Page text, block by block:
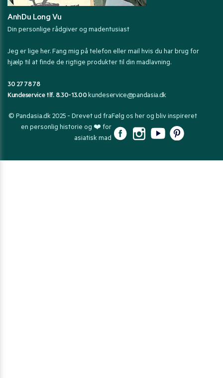
AnhDu Long Vu
Din personlige rådgiver og madentusiast
Jeg er lige her. Fang mig på telefon eller mail hvis du har brug for
hjælp til at finde de rigtige produkter til din madlavning.
30 27 78 78
Kundeservice tlf. 8.30-13.00kundeservice@pandasia.dk
© Pandasia.dk 2025 - Drevet ud fra
en personlig historie og ❤️ for
asiatisk mad
Følg os her og bliv inspireret